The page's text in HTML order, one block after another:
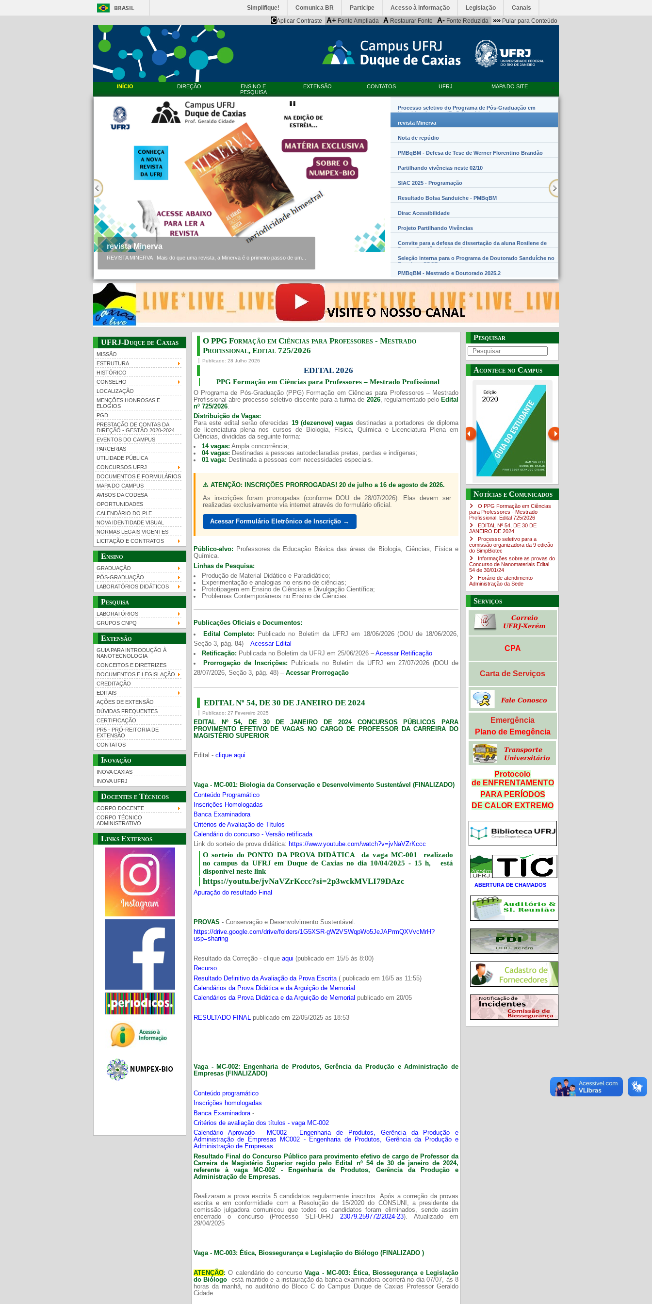
BRASIL Simplifique! Comunica BR Participe Acesso à informação Legislação Canais
CAplicar Contraste A+ Fonte Ampliada A Restaurar Fonte A- Fonte Reduzida »» Pular para Conteúdo
INÍCIO DIREÇÃO
ENSINO E
PESQUISA
EXTENSÃO CONTATOS UFRJ MAPA DO SITE
revista Minerva
REVISTA MINERVA Mais do que uma revista, a Minerva é o primeiro passo de um...
Processo seletivo do Programa de Pós-Graduação em
Nanobiossistemas (PpG Nanobiossistemas)
revista Minerva
Nota de repúdio
PMBqBM - Defesa de Tese de Werner Florentino Brandão
Partilhando vivências neste 02/10
SIAC 2025 - Programação
Resultado Bolsa Sanduiche - PMBqBM
Dirac Acessibilidade
Projeto Partilhando Vivências
Convite para a defesa de dissertação da aluna Rosilene de
Barros Damião de Miranda
Seleção interna para o Programa de Doutorado Sanduíche no
Exterior – PDSE
PMBqBM - Mestrado e Doutorado 2025.2
UFRJ-Duque de Caxias
MISSÃO
ESTRUTURA
HISTÓRICO
CONSELHO
LOCALIZAÇÃO
MENÇÕES HONROSAS E
ELOGIOS
PGD
PRESTAÇÃO DE CONTAS DA
DIREÇÃO - GESTÃO 2020-2024
EVENTOS DO CAMPUS
PARCERIAS
UTILIDADE PÚBLICA
CONCURSOS UFRJ
DOCUMENTOS E FORMULÁRIOS
MAPA DO CAMPUS
AVISOS DA CODESA
OPORTUNIDADES
CALENDÁRIO DO PLE
NOVA IDENTIDADE VISUAL
NORMAS LEGAIS VIGENTES
LICITAÇÃO E CONTRATOS
Ensino
GRADUAÇÃO
PÓS-GRADUAÇÃO
LABORATÓRIOS DIDÁTICOS
Pesquisa
LABORATÓRIOS
GRUPOS CNPQ
Extensão
GUIA PARA INTRODUÇÃO À
NANOTECNOLOGIA
CONCEITOS E DIRETRIZES
DOCUMENTOS E LEGISLAÇÃO
CREDITAÇÃO
EDITAIS
AÇÕES DE EXTENSÃO
DÚVIDAS FREQUENTES
CERTIFICAÇÃO
PR5 - PRÓ-REITORIA DE
EXTENSÃO
CONTATOS
Inovação
INOVA CAXIAS
INOVA UFRJ
Docentes e Técnicos
CORPO DOCENTE
CORPO TÉCNICO
ADMINISTRATIVO
Links Externos
O PPG Formação em Ciências para Professores - Mestrado
Profissional, Edital ​725/202​6
Publicado: 28 Julho 2026
EDITAL 2026
PPG Formação em Ciências para Professores – Mestrado Profissional
O Programa de Pós-Graduação (PPG) Formação em Ciências para Professores – Mestrado
Profissional abre processo seletivo discente para a turma de 2026, regulamentado pelo Edital
nº 725/2026.
Distribuição de Vagas:
Para este edital serão oferecidas 19 (dezenove) vagas destinadas a portadores de diploma
de licenciatura plena nos cursos de Biologia, Física, Química e Licenciatura Plena em
Ciências, divididas da seguinte forma:
14 vagas: Ampla concorrência;
04 vagas: Destinadas a pessoas autodeclaradas pretas, pardas e indígenas;
01 vaga: Destinada a pessoas com necessidades especiais.
⚠️ ATENÇÃO: INSCRIÇÕES PRORROGADAS! 20 de julho a 16 de agosto de 2026.
As inscrições foram prorrogadas (conforme DOU de 28/07/2026). Elas devem ser
realizadas exclusivamente via internet através do formulário oficial.
Acessar Formulário Eletrônico de Inscrição →
Público-alvo: Professores da Educação Básica das áreas de Biologia, Ciências, Física e
Química.
Linhas de Pesquisa:
Produção de Material Didático e Paradidático;
Experimentação e analogias no ensino de ciências;
Prototipagem em Ensino de Ciências e Divulgação Científica;
Problemas Contemporâneos no Ensino de Ciências.
Publicações Oficiais e Documentos:
Edital Completo: Publicado no Boletim da UFRJ em 18/06/2026 (DOU de 18/06/2026,
Seção 3, pág. 84) –Acessar Edital
Retificação: Publicada no Boletim da UFRJ em 25/06/2026 –Acessar Retificação
Prorrogação de Inscrições: Publicada no Boletim da UFRJ em 27/07/2026 (DOU de
28/07/2026, Seção 3, pág. 48) – Acessar Prorrogação
EDITAL Nº 54, DE 30 DE JANEIRO DE 2024
Publicado: 27 Fevereiro 2025
EDITAL Nº 54, DE 30 DE JANEIRO DE 2024 CONCURSOS PÚBLICOS PARA
PROVIMENTO EFETIVO DE VAGAS NO CARGO DE PROFESSOR DA CARREIRA DO
MAGISTÉRIO SUPERIOR
Edital - clique aqui
Vaga - MC-001: Biologia da Conservação e Desenvolvimento Sustentável (FINALIZADO)
Conteúdo Programático
Inscrições Homologadas
Banca Examinadora
Critérios de Avaliação de Títulos
Calendário do concurso - Versão retificada
Link do sorteio de prova didática: https://www.youtube.com/watch?v=jvNaVZrKccc
O sorteio do PONTO DA PROVA DIDÁTICA da vaga MC-001 realizado
no campus da UFRJ em Duque de Caxias no dia 10/04/2025 - 15 h, está
disponível neste link
https://youtu.be/jvNaVZrKccc?si=2p3wckMVLI79DAzc
Apuração do resultado Final
PROVAS - Conservação e Desenvolvimento Sustentável:
https://drive.google.com/drive/folders/1G5XSR-gW2VSWqpWo5JeJAPrmQXVvcMrH?
usp=sharing
Resultado da Correção - clique aqui (publicado em 15/5 às 8:00)
Recurso
Resultado Definitivo da Avaliação da Prova Escrita( publicado em 16/5 as 11:55)
Calendários da Prova Didática e da Arguição de Memorial
Calendários da Prova Didática e da Arguição de Memorial publicado em 20/05
RESULTADO FINAL publicado em 22/05/2025 as 18:53
Vaga - MC-002: Engenharia de Produtos, Gerência da Produção e Administração de
Empresas (FINALIZADO)
Conteúdo programático
Inscrições homologadas
Banca Examinadora -
Critérios de avaliação dos títulos - vaga MC-002
Calendário Aprovado- MC002 - Engenharia de Produtos, Gerência da Produção e
Administração de Empresas MC002 - Engenharia de Produtos, Gerência da Produção e
Administração de Empresas
Resultado Final do Concurso Público para provimento efetivo de cargo de Professor da
Carreira de
Magistério Superior regido pelo Edital nº 54 de 30 de janeiro de 2024,
referente à vaga MC-002 -
Engenharia de Produtos, Gerência da Produção e
Administração de Empresas.
Realizaram a prova escrita 5 candidatos regularmente inscritos. Após a correção da provas
escrita e em conformidade com a Resolução de 15/2020 do CONSUNI, a presidente da
comissão julgadora comunicou que todos os candidatos foram eliminados, sendo assim
encerrado o concurso (Processo SEI-UFRJ23079.259772/2024-23). Atualizado em
29/04/2025
Vaga - MC-003: Ética, Biossegurança e Legislação do Biólogo (FINALIZADO )
ATENÇÃO: O calendário do concursoVaga - MC-003: Ética, Biossegurança e Legislação
do Biólogo
está mantido e a instauração da banca examinadora ocorrerá no dia 07/07, às 8
horas da manhã, no auditório do Bloco C do Campus Duque de Caxias Professor Geraldo
Cidade.
Pesquisar
Acontece no Campus
Guia do estudante
https://www.youtube.com/channel/UC46BbEKCwNCdJvi4sNpOf3w
UFRJ 100 anos Notícias e Comunicados
O PPG Formação em Ciências
para Professores - Mestrado
Profissional, Edital ​725/202​6
EDITAL Nº 54, DE 30 DE
JANEIRO DE 2024
Processo seletivo para a
comissão organizadora da 9 edição
do SimpBiotec
Informações sobre as provas do
Concurso de Nanomateriais Edital
54 de 30/01/24
Horário de atendimento
Administração da Sede
Serviços
CPA
Carta de Serviços
Emergência
Plano de Emegência
Protocolo
de ENFRENTAMENTO
PARA PERÍODOS
DE CALOR EXTREMO
ABERTURA DE CHAMADOS